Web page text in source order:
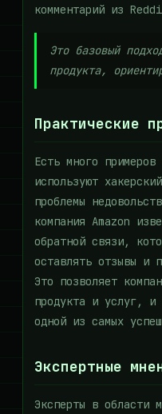
комментарий из
Это базовый
продукта,
Практические
Есть много
используют
проблемы
компания Amazon
обратной связи,
оставлять отзывы и
Это позволяет
продукта и услуг, и
одной из самых
Экспертные
Эксперты в области